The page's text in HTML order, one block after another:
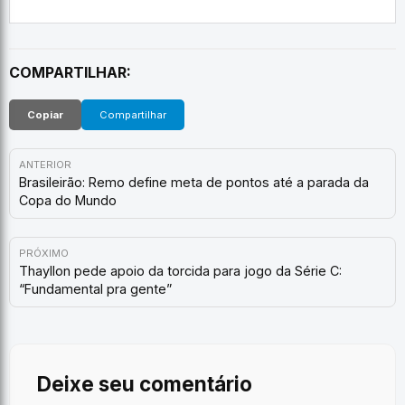
COMPARTILHAR:
Copiar Compartilhar
ANTERIOR
Brasileirão: Remo define meta de pontos até a parada da
Copa do Mundo
PRÓXIMO
Thayllon pede apoio da torcida para jogo da Série C:
“Fundamental pra gente”
Deixe seu comentário